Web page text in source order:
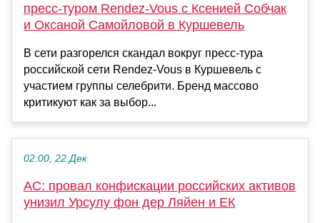
пресс-туром Rendez-Vous с Ксенией Собчак
и Оксаной Самойловой в Куршевель
В сети разгорелся скандал вокруг пресс-тура
российской сети Rendez-Vous в Куршевель с
участием группы селебрити. Бренд массово
критикуют как за выбор...
02:00, 22 Дек
AC: провал конфискации российских активов
унизил Урсулу фон дер Ляйен и ЕК